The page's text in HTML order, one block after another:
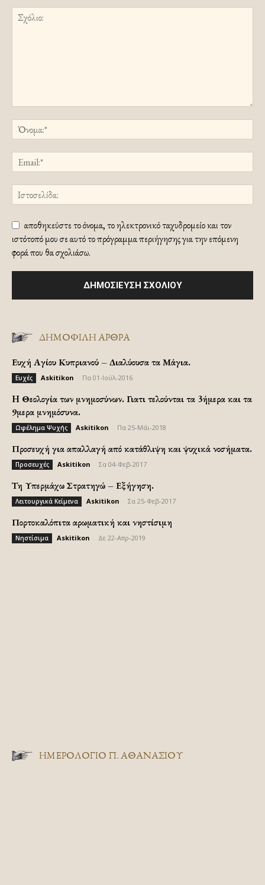
αποθηκεύστε το όνομα, το ηλεκτρονικό ταχυδρομείο και τον
ιστότοπό μου σε αυτό το πρόγραμμα περιήγησης για την επόμενη
φορά που θα σχολιάσω.
ΔΗΜΟΦΙΛΗ ΑΡΘΡΑ
Ευχή Αγίου Κυπριανού – Διαλύουσα τα Μάγια.
Ευχές Askitikon Πα 01-Ιούλ-2016
H Θεολογία των μνημοσύνων. Γιατι τελούνται τα 3ήμερα και τα
9μερα μνημόσυνα.
Ωφέλημα Ψυχής Askitikon Πα 25-Μάι-2018
Προσευχή για απαλλαγή από κατάθλιψη και ψυχικά νοσήματα.
Προσευχές Askitikon Σα 04-Φεβ-2017
Τη Υπερμάχω Στρατηγώ – Εξήγηση.
Λειτουργικά Κείμενα Askitikon Σα 25-Φεβ-2017
Πορτοκαλόπιτα αρωματική και νηστίσιμη
Νηστίσιμα Askitikon Δε 22-Απρ-2019
ΗΜΕΡΟΛΟΓΙΟ Π. ΑΘΑΝΑΣΙΟΥ